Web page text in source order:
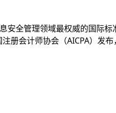
安全管理领域最权威的国际
册会计师协会（AICPA）发